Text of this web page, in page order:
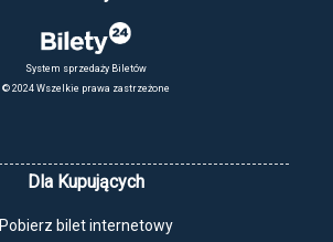
System sprzedaży Biletów
© 2024 Wszelkie prawa zastrzeżone
Dla Kupujących
Pobierz bilet internetowy